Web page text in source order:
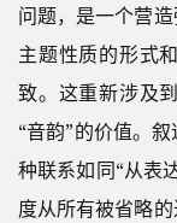
问题，是一个营
主题性质的形式
致。这重新涉及
“音韵”的价值。
种联系如同“从表
度从所有被省略